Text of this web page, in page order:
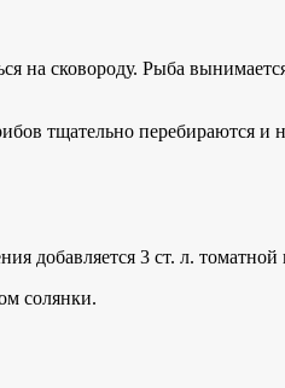
на сковороду. Рыба
тщательно перебираются
добавляется 3 ст. л.
солянки.